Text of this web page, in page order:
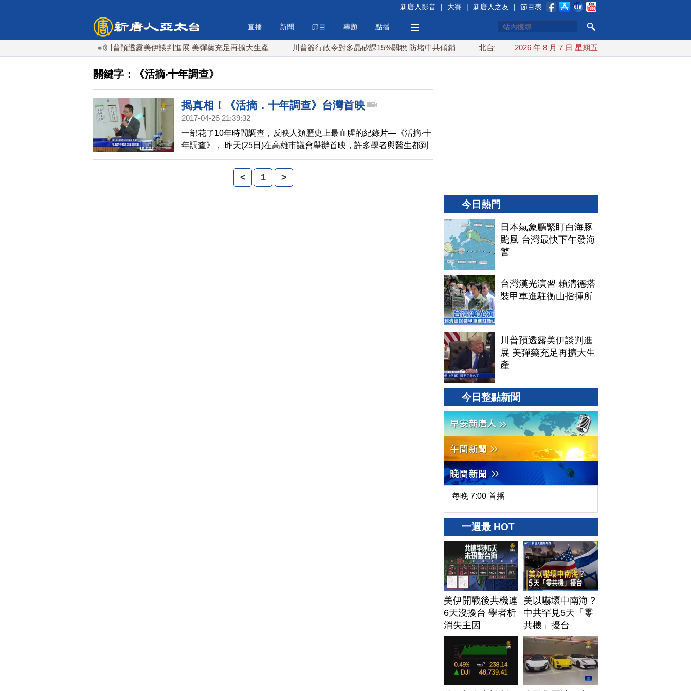
新唐人影音 | 大賽 | 新唐人之友 | 節目表
直播 新聞 節目 專題 點播
川普預透露美伊談判進展 美彈藥充足再擴大生產 川普簽行政令對多晶矽課15%關稅 防堵中共傾銷 北台灣防衛鐵三角 漢光首封淡江大橋驗證阻敵戰略
2026 年 8 月 7 日 星期五
關鍵字：《活摘‧十年調查》
揭真相！《活摘．十年調查》台灣首映
2017-04-26 21:39:32
一部花了10年時間調查，反映人類歷史上最血腥的紀錄片—《活摘‧十
年調查》， 昨天(25日)在高雄市議會舉辦首映，許多學者與醫生都到
場觀看，本片獲得好萊塢國際獨立紀錄片最佳導演獎，導演李軍也希
望，讓中共活摘法輪功學員器官的真相，讓全世界知道。
< 1 >
今日熱門
日本氣象廳緊盯白海豚
颱風 台灣最快下午發海
警
台灣漢光演習 賴清德搭
裝甲車進駐衡山指揮所
川普預透露美伊談判進
展 美彈藥充足再擴大生
產
今日整點新聞
每晚 7:00 首播
一週最 HOT
美伊開戰後共機連
6天沒擾台 學者析
消失主因
美以嚇壞中南海？
中共罕見5天「零
共機」擾台